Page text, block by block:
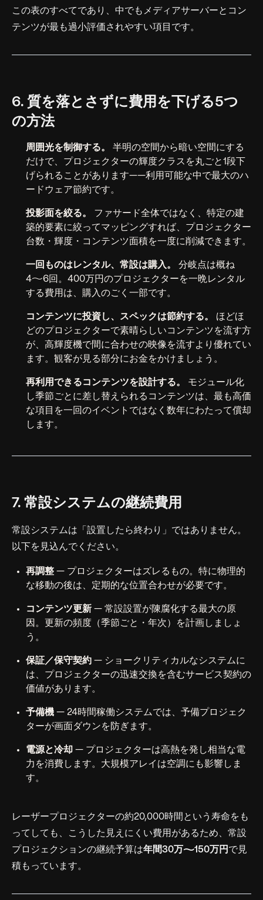
この表のすべてであり、中でもメディアサーバーとコン
テンツが最も過小評価されやすい項目です。
6. 質を落とさずに費用を下げる5つ
の方法
周囲光を制御する。
半明の空間から暗い空間にする
だけで、プロジェクターの輝度クラスを丸ごと1段下
げられることがあります——利用可能な中で最大のハ
ードウェア節約です。
投影面を絞る。
ファサード全体ではなく、特定の建
築的要素に絞ってマッピングすれば、プロジェクター
台数・輝度・コンテンツ面積を一度に削減できます。
一回ものはレンタル、常設は購入。
分岐点は概ね
4〜6回。400万円のプロジェクターを一晩レンタル
する費用は、購入のごく一部です。
コンテンツに投資し、スペックは節約する。
ほどほ
どのプロジェクターで素晴らしいコンテンツを流す方
が、高輝度機で間に合わせの映像を流すより優れてい
ます。観客が見る部分にお金をかけましょう。
再利用できるコンテンツを設計する。
モジュール化
し季節ごとに差し替えられるコンテンツは、最も高価
な項目を一回のイベントではなく数年にわたって償却
します。
7. 常設システムの継続費用
常設システムは「設置したら終わり」ではありません。
以下を見込んでください。
再調整 — プロジェクターはズレるもの。特に物理的
な移動の後は、定期的な位置合わせが必要です。
コンテンツ更新 — 常設設置が陳腐化する最大の原
因。更新の頻度（季節ごと・年次）を計画しましょ
う。
保証／保守契約 — ショークリティカルなシステムに
は、プロジェクターの迅速交換を含むサービス契約の
価値があります。
予備機 — 24時間稼働システムでは、予備プロジェク
ターが画面ダウンを防ぎます。
電源と冷却 — プロジェクターは高熱を発し相当な電
力を消費します。大規模アレイは空調にも影響しま
す。
レーザープロジェクターの約20,000時間という寿命をも
ってしても、こうした見えにくい費用があるため、常設
プロジェクションの継続予算は年間30万〜150万円 で見
積もっています。